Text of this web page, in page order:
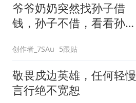
爷爷奶奶突然找孙子借
钱，孙子不借，看看孙子
创作者_7SAu 5跟贴
敬畏戍边英雄，任何轻慢
言行绝不宽恕